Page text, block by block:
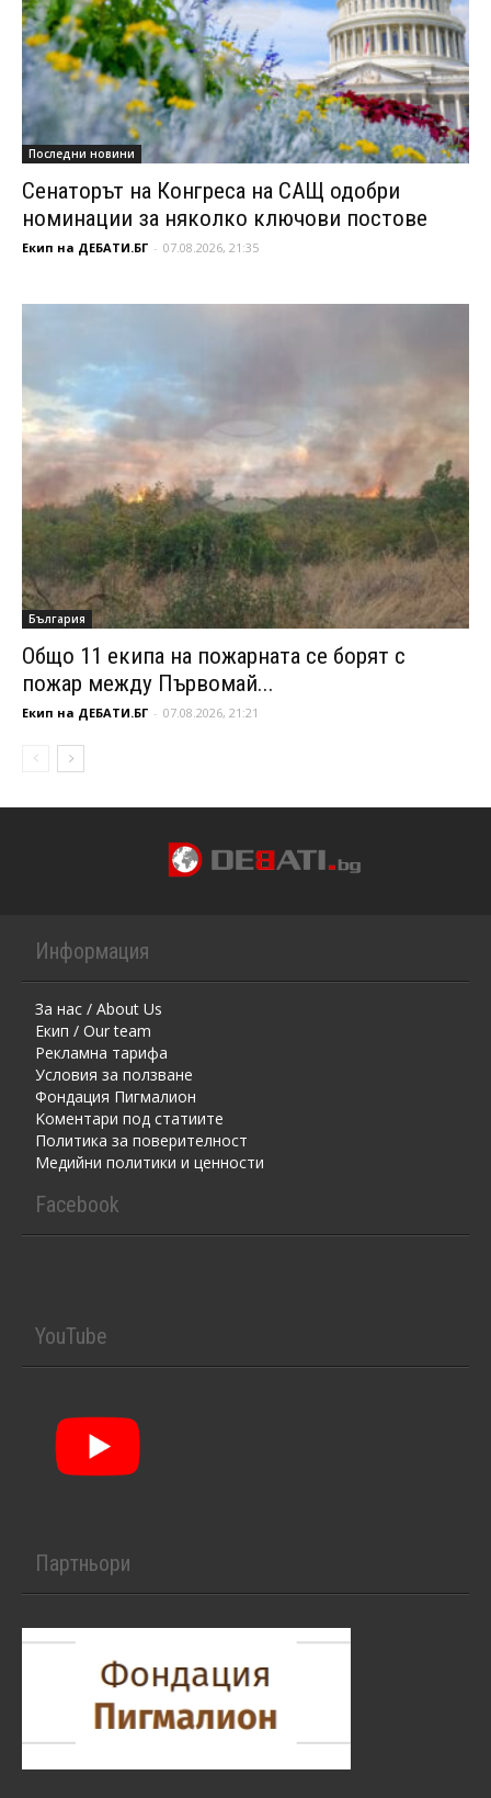
Последни новини
Сенаторът на Конгреса на САЩ одобри
номинации за няколко ключови постове
Екип на ДЕБАТИ.БГ - 07.08.2026, 21:35
България
Общо 11 екипа на пожарната се борят с
пожар между Първомай...
Екип на ДЕБАТИ.БГ - 07.08.2026, 21:21
Информация
За нас / About Us
Екип / Our team
Рекламна тарифа
Условия за ползване
Фондация Пигмалион
Kоментaри под статиите
Политика за поверителност
Медийни политики и ценности
Facebook
YouTube
Партньори